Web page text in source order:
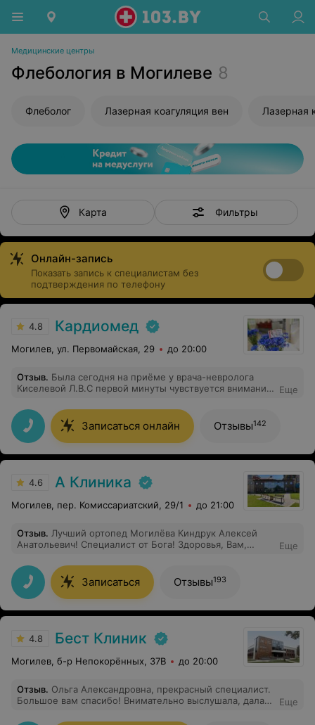
Медицинские центры
Флебология в Могилеве 8
Флеболог Лазерная коагуляция вен Лазерная
Карта Фильтры
Онлайн-запись
Показать запись к специалистам без
подтверждения по телефону
4.8 Кардиомед
Могилев, ул. Первомайская, 29 до 20:00
Отзыв. Была сегодня на приёме у врача-невролога
Киселевой Л.В.С первой минуты чувствуется внимание
слушает все жалобы, которые на первый взгляд не
существенные, уделяя внимание всем мелочам. И
только потом делает заключение,опираясь на
исследования и пройденное лечение. Весь прием
прошёл в спокойствии. Спасибо Людмиле
Еще
Записаться онлайн Отзывы142
4.6 А Клиника
Могилев, пер. Комиссариатский, 29/1 до 21:00
Отзыв. Лучший ортопед Могилёва Киндрук Алексей
Анатольевич! Специалист от Бога! Здоровья, Вам,
Еще
Записаться Отзывы193
4.8 Бест Клиник
Могилев, б-р Непокорённых, 37В до 20:00
Отзыв. Ольга Александровна, прекрасный специалист.
Большое вам спасибо! Внимательно выслушала, дала
Еще